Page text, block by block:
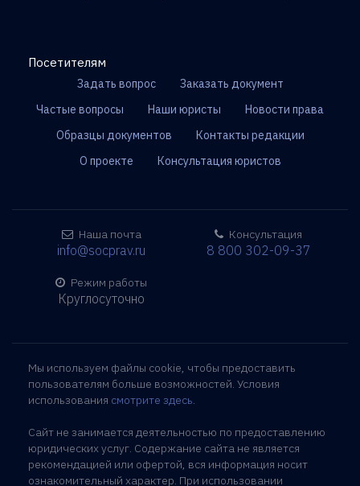
Посетителям
Задать вопрос
Заказать документ
Частые вопросы
Наши юристы
Новости права
Образцы документов
Контакты редакции
О проекте
Консультация юристов
Наша почта
info@socprav.ru
Режим работы
Круглосуточно
Консультация
8 800 302-09-37
Мы используем файлы cookie, чтобы предоставить
пользователям больше возможностей. Условия
использования смотрите здесь.
Сайт не занимается деятельностью по предоставлению
юридических услуг. Содержание сайта не является
рекомендацией или офертой, вся информация носит
ознакомительный характер. При использовании